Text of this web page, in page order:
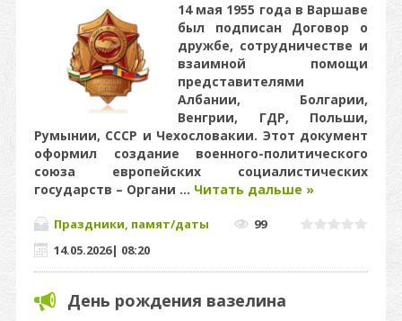
14 мая 1955 года в Варшаве
был подписан Договор о
дружбе, сотрудничестве и
взаимной помощи
представителями
Албании, Болгарии,
Венгрии, ГДР, Польши,
Румынии, СССР и Чехословакии. Этот документ
оформил создание военного-политического
союза европейских социалистических
государств – Органи ... Читать дальше »
Праздники, памят/даты
99
14.05.2026| 08:20
День рождения вазелина